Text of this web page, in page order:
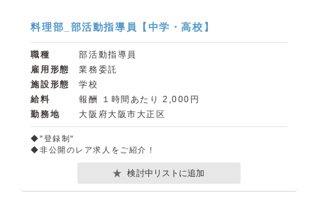
料理部_部活動指導員【中学・高校】
職種
部活動指導員
雇用形態
業務委託
施設形態
学校
給料
報酬 １時間あたり 2,000円
勤務地
大阪府大阪市大正区
◆"登録制"
◆非公開のレア求人をご紹介！
検討中リストに追加